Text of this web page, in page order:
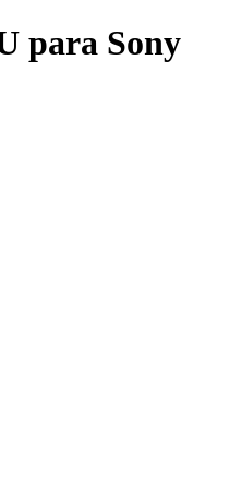
para Sony